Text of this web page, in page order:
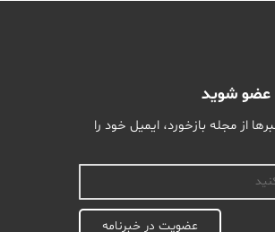
عضو شوید
از مجله بازخورد، ایمیل خود را
عضویت در خبرنامه